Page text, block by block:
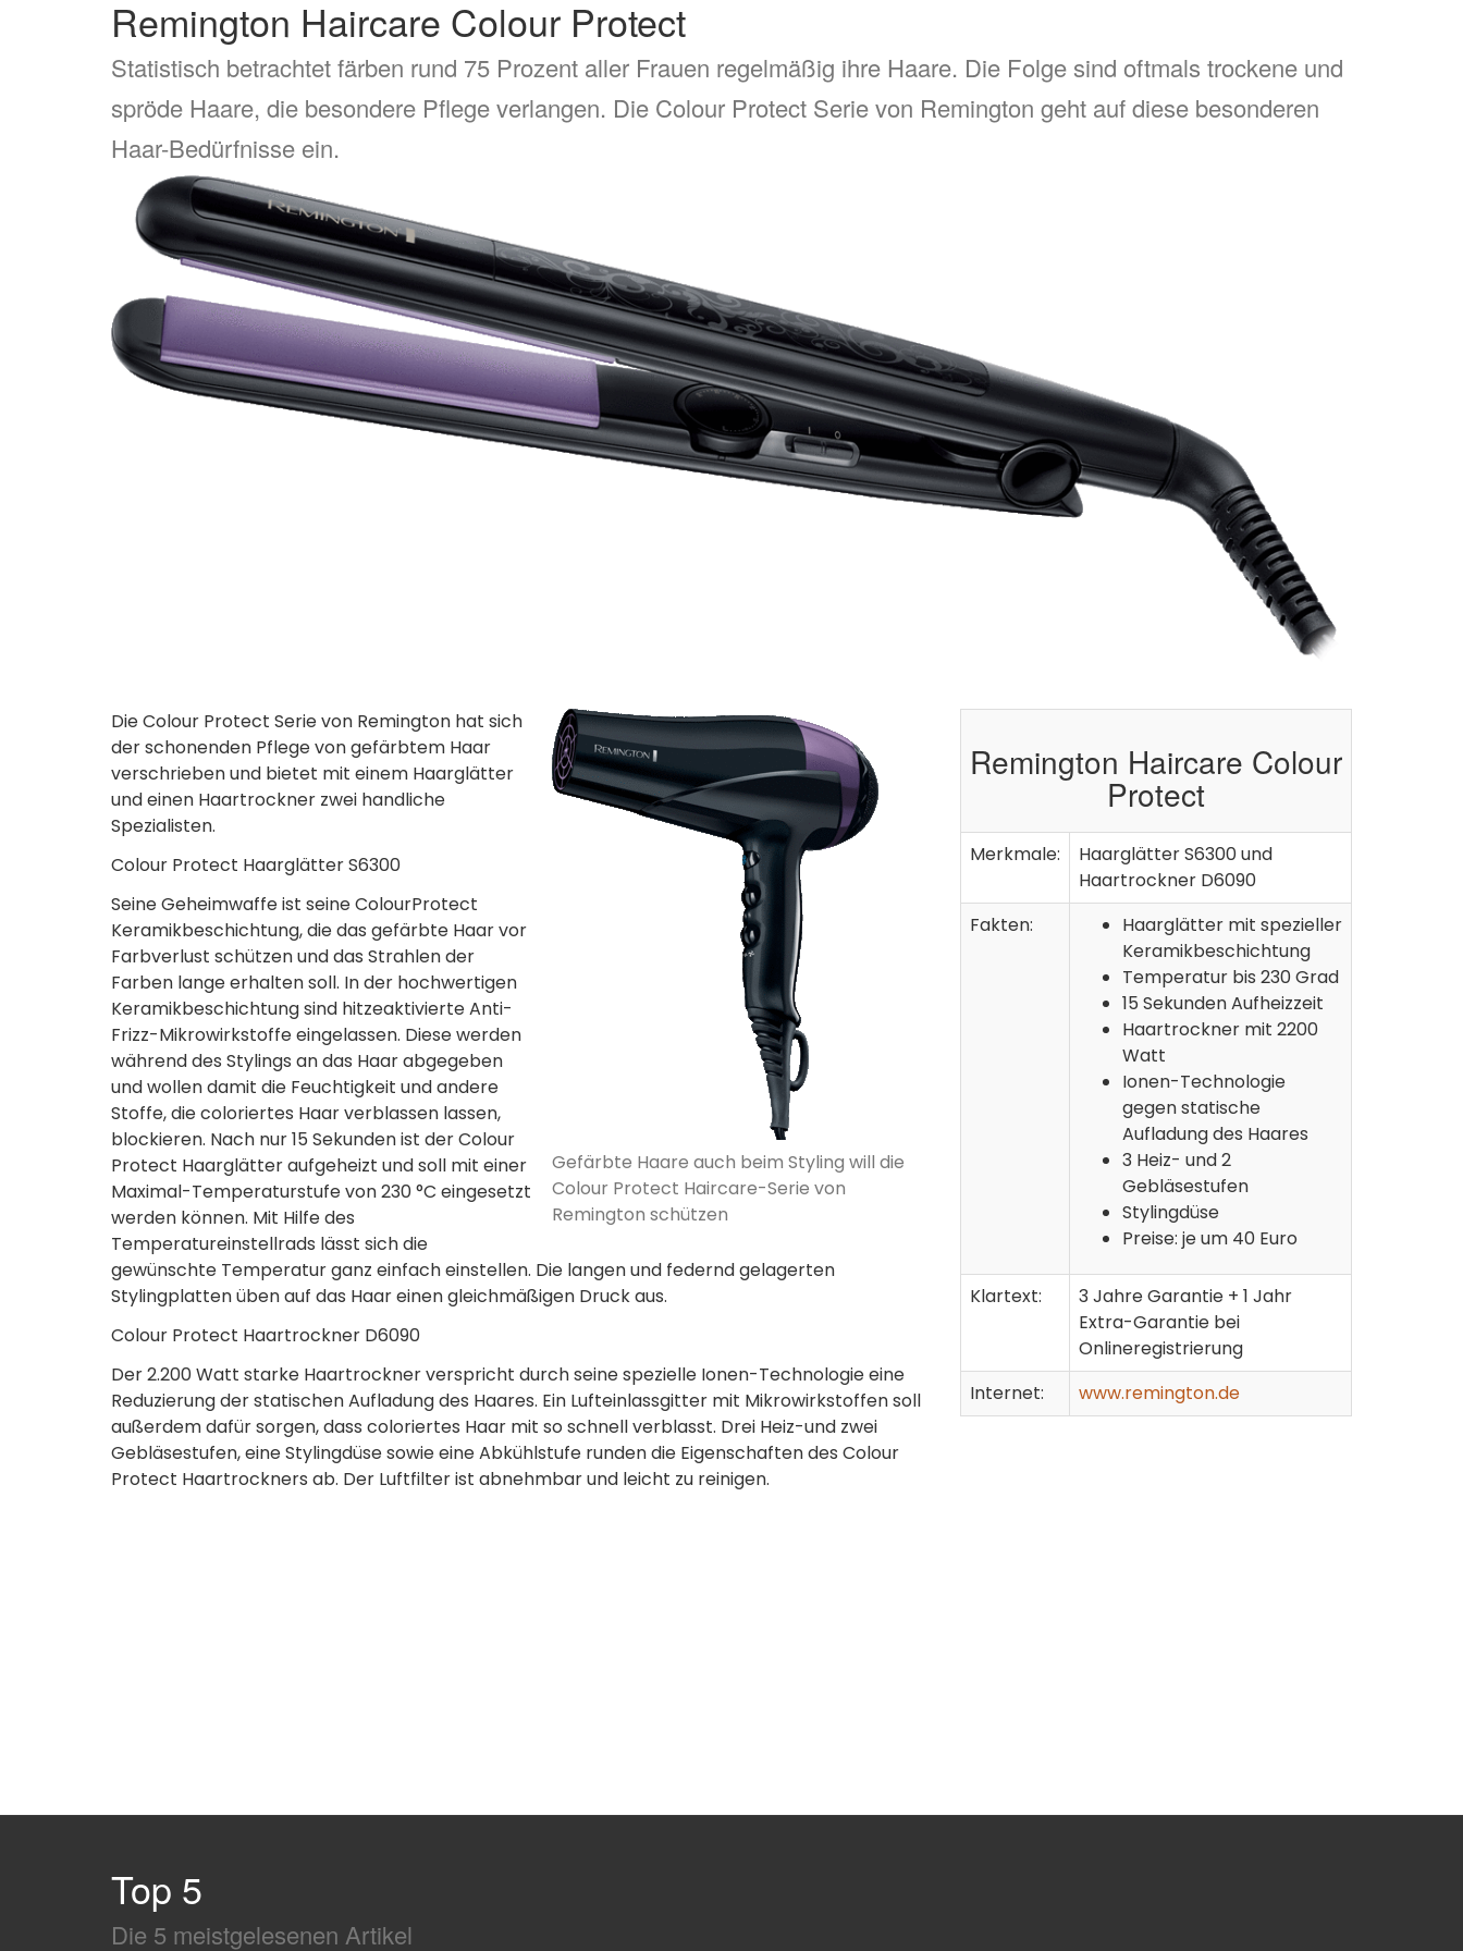
Remington Haircare Colour Protect
Statistisch betrachtet färben rund 75 Prozent aller Frauen regelmäßig ihre Haare. Die Folge sind oftmals trockene und
spröde Haare, die besondere Pflege verlangen. Die Colour Protect Serie von Remington geht auf diese besonderen
Haar-Bedürfnisse ein.
Gefärbte Haare auch beim Styling will die
Colour Protect Haircare-Serie von
Remington schützen
Die Colour Protect Serie von Remington hat sich
der schonenden Pflege von gefärbtem Haar
verschrieben und bietet mit einem Haarglätter
und einen Haartrockner zwei handliche
Spezialisten.
Colour Protect Haarglätter S6300
Seine Geheimwaffe ist seine ColourProtect
Keramikbeschichtung, die das gefärbte Haar vor
Farbverlust schützen und das Strahlen der
Farben lange erhalten soll. In der hochwertigen
Keramikbeschichtung sind hitzeaktivierte Anti-
Frizz-Mikrowirkstoffe eingelassen. Diese werden
während des Stylings an das Haar abgegeben
und wollen damit die Feuchtigkeit und andere
Stoffe, die coloriertes Haar verblassen lassen,
blockieren. Nach nur 15 Sekunden ist der Colour
Protect Haarglätter aufgeheizt und soll mit einer
Maximal-Temperaturstufe von 230 °C eingesetzt
werden können. Mit Hilfe des
Temperatureinstellrads lässt sich die
gewünschte Temperatur ganz einfach einstellen. Die langen und federnd gelagerten
Stylingplatten üben auf das Haar einen gleichmäßigen Druck aus.
Colour Protect Haartrockner D6090
Der 2.200 Watt starke Haartrockner verspricht durch seine spezielle Ionen-Technologie eine
Reduzierung der statischen Aufladung des Haares. Ein Lufteinlassgitter mit Mikrowirkstoffen soll
außerdem dafür sorgen, dass coloriertes Haar mit so schnell verblasst. Drei Heiz-und zwei
Gebläsestufen, eine Stylingdüse sowie eine Abkühlstufe runden die Eigenschaften des Colour
Protect Haartrockners ab. Der Luftfilter ist abnehmbar und leicht zu reinigen.
Remington Haircare Colour
Protect
Merkmale:
Haarglätter S6300 und
Haartrockner D6090
Fakten:
Haarglätter mit spezieller
Keramikbeschichtung
Temperatur bis 230 Grad
15 Sekunden Aufheizzeit
Haartrockner mit 2200
Watt
Ionen-Technologie
gegen statische
Aufladung des Haares
3 Heiz- und 2
Gebläsestufen
Stylingdüse
Preise: je um 40 Euro
Klartext:
3 Jahre Garantie + 1 Jahr
Extra-Garantie bei
Onlineregistrierung
Internet:
www.remington.de
Top 5
Die 5 meistgelesenen Artikel